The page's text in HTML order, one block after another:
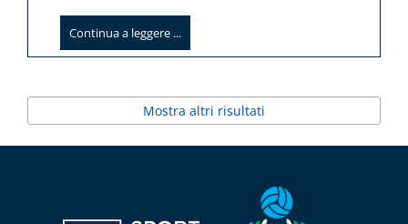
Continua a leggere ...
Mostra altri risultati